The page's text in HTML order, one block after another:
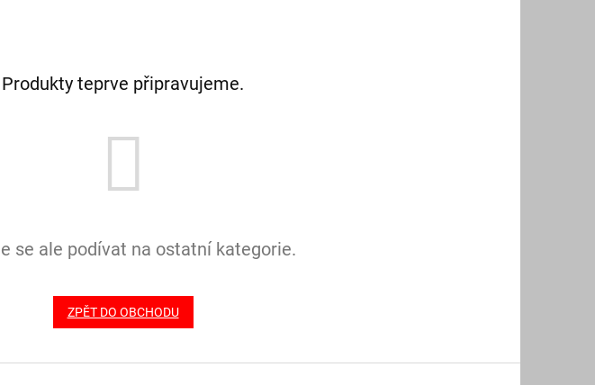
Produkty teprve připravujeme.
se ale podívat na ostatní kategorie.
ZPĚT DO OBCHODU